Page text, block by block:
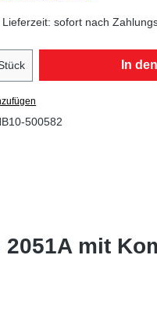
sofort nach
Gib den In
500582
mit